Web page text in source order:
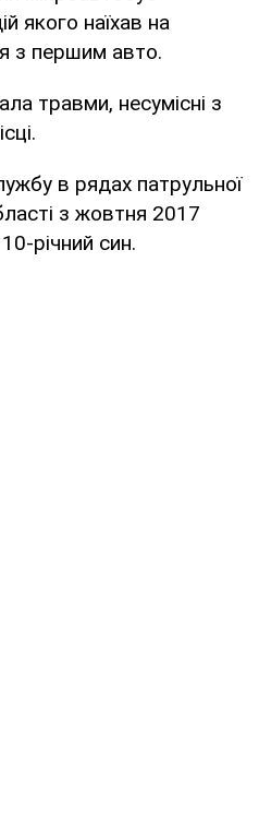
якого наїхав на
з першим авто.
травми, несумісні з
в рядах патрульної
з жовтня 2017
річний син.